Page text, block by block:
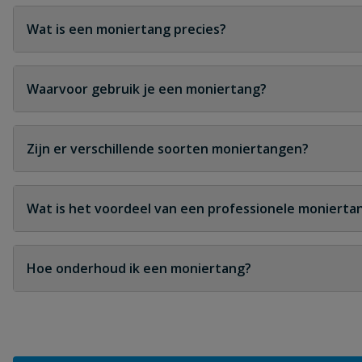
Wat is een moniertang precies?
Een stevige tang die wordt gebruikt voor het knippen
Waarvoor gebruik je een moniertang?
Voor het vastzetten van betonstaal in
Zijn er verschillende soorten moniertangen?
Ja, er zijn compacte, standaard en professionele
Wat is het voordeel van een professionele
Professionele tangen hebben geharde snijvlakken,
Hoe onderhoud ik een moniertang?